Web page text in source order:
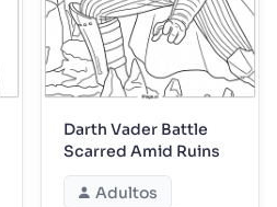
Darth Vader Battle
Scarred Amid Ruins
Adultos